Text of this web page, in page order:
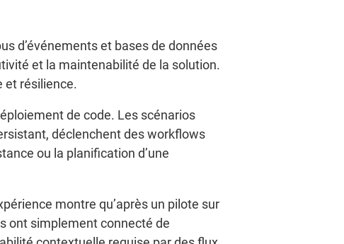
d’événements et bases de données
et la maintenabilité de la solution.
et résilience.
de code. Les scénarios
déclenchent des workflows
ou la planification d’une
montre qu’après un pilote sur
ont simplement connecté de